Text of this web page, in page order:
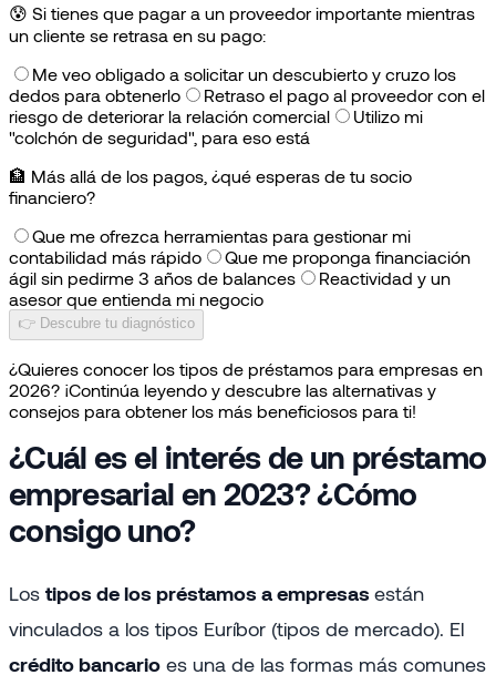
😰 Si tienes que pagar a un proveedor importante mientras
un cliente se retrasa en su pago:
Me veo obligado a solicitar un descubierto y cruzo los
dedos para obtenerlo
Retraso el pago al proveedor con el
riesgo de deteriorar la relación comercial
Utilizo mi
"colchón de seguridad", para eso está
🏦 Más allá de los pagos, ¿qué esperas de tu socio
financiero?
Que me ofrezca herramientas para gestionar mi
contabilidad más rápido
Que me proponga financiación
ágil sin pedirme 3 años de balances
Reactividad y un
asesor que entienda mi negocio
👉 Descubre tu diagnóstico
¿Quieres conocer los tipos de préstamos para empresas en
2026? ¡Continúa leyendo y descubre las alternativas y
consejos para obtener los más beneficiosos para ti!
¿Cuál es el interés de un préstamo
empresarial en 2023? ¿Cómo
consigo uno?
Los tipos de los préstamos a empresas están
vinculados a los tipos Euríbor (tipos de mercado). El
crédito bancario es una de las formas más comunes